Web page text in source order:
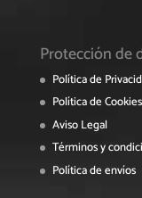
Protección de
Política de
Política de Cookies
Aviso Legal
Términos y
Política de envíos